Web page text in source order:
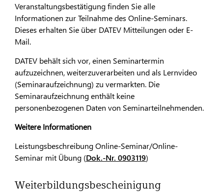
Veranstaltungsbestätigung finden Sie alle
Informationen zur Teilnahme des Online-Seminars.
Dieses erhalten Sie über DATEV Mitteilungen oder E-
Mail.
DATEV behält sich vor, einen Seminartermin
aufzuzeichnen, weiterzuverarbeiten und als Lernvideo
(Seminaraufzeichnung) zu vermarkten. Die
Seminaraufzeichnung enthält keine
personenbezogenen Daten von Seminarteilnehmenden.
Weitere Informationen
Leistungsbeschreibung Online-Seminar/Online-
Seminar mit Übung (Dok.-Nr. 0903119)
Weiterbildungsbescheinigung